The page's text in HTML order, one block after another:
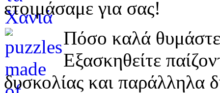
ετοιμάσαμε για σας!
Πόσο καλά
Εξασκηθείτε
δυσκολίας και παράλληλα